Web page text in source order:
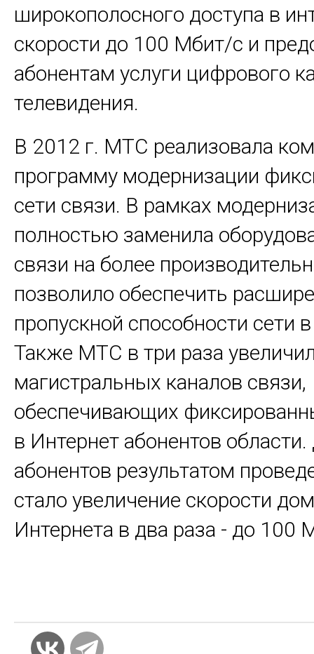
широкополосного доступа в
скорости до 100 Мбит/с и
абонентам услуги цифрового
телевидения.
В 2012 г. МТС реализовала
программу модернизации
сети связи. В рамках
полностью заменила
связи на более
позволило обеспечить
пропускной способности сети
Также МТС в три раза
магистральных каналов связи,
обеспечивающих
в Интернет абонентов
абонентов результатом
стало увеличение скорости
Интернета в два раза - до 100